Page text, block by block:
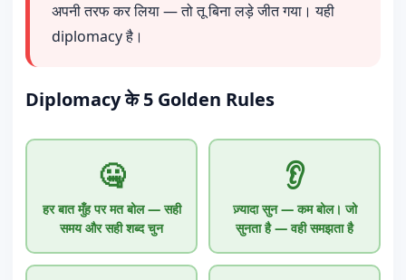
अपनी तरफ कर लिया — तो तू बिना लड़े जीत गया। यही
diplomacy है।
Diplomacy के 5 Golden Rules
🤐
हर बात मुँह पर मत बोल — सही
समय और सही शब्द चुन
👂
ज़्यादा सुन — कम बोल। जो
सुनता है — वही समझता है